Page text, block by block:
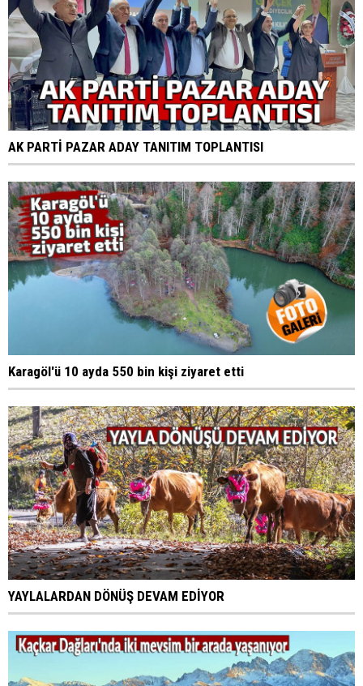
AK PARTİ PAZAR ADAY TANITIM TOPLANTISI
Karagöl'ü 10 ayda 550 bin kişi ziyaret etti
YAYLALARDAN DÖNÜŞ DEVAM EDİYOR